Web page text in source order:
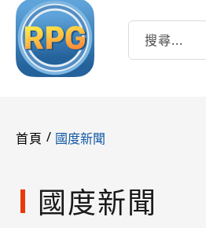
首頁 / 國度新聞
國度新聞